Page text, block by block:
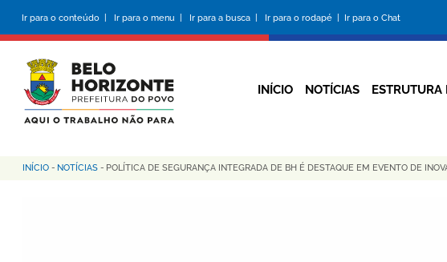
conteúdo
principal
Ir para o conteúdo | Ir para o menu | Ir para a busca | Ir para o rodapé | Ir para o Chat
INÍCIO NOTÍCIAS ESTRUTURA
Trilha
INÍCIO - NOTÍCIAS - POLÍTICA DE SEGURANÇA INTEGRADA DE BH É DESTAQUE EM EVENTO DE